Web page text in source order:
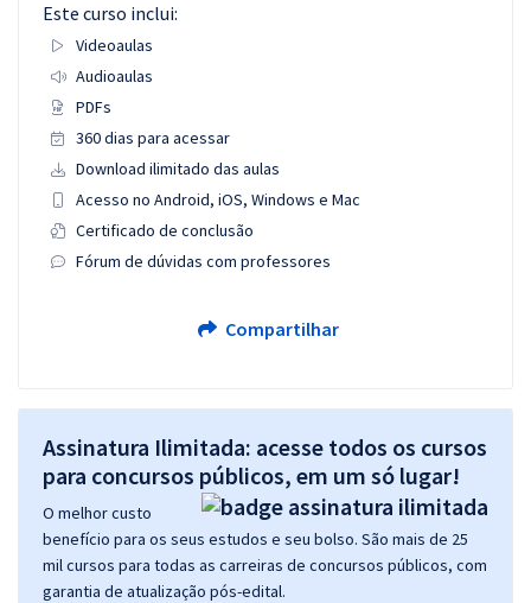
Este curso inclui:
Videoaulas
Audioaulas
PDFs
360 dias para acessar
Download ilimitado das aulas
Acesso no Android, iOS, Windows e Mac
Certificado de conclusão
Fórum de dúvidas com professores
Compartilhar
Assinatura Ilimitada: acesse todos os cursos
para concursos públicos, em um só lugar!
O melhor custo
benefício para os seus estudos e seu bolso. São mais de 25
mil cursos para todas as carreiras de concursos públicos, com
garantia de atualização pós-edital.